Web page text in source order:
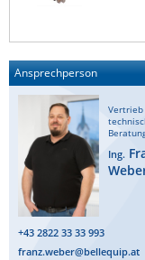
Power Kingdom
Poynting
Raritan
Riello UPS
Server
Siretta
SIRIO Antenne
Sunbird
Ansprechperson
Vertrieb
Ing.
+43 2822 33 33 993
franz.weber@bellequip.at